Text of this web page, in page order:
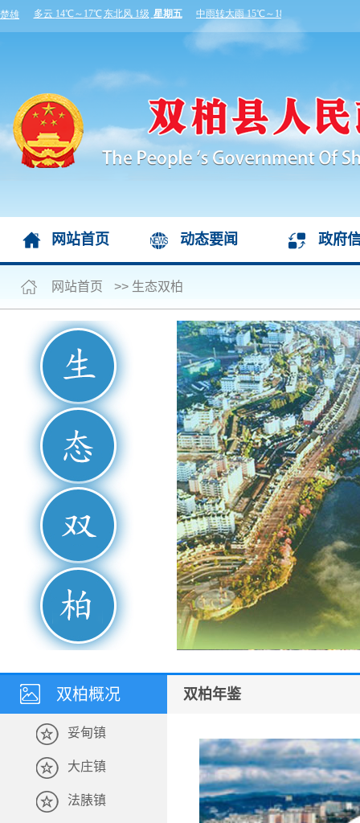
网站首页 动态要闻 政府
网站首页 >> 生态双柏
双柏概况 双柏年鉴
妥甸镇
大庄镇
法脿镇